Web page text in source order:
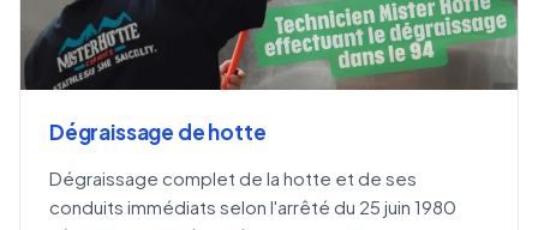
Dégraissage de hotte
Dégraissage complet de la hotte et de ses
conduits immédiats selon l'arrêté du 25 juin 1980